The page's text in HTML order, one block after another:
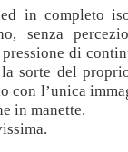
in completo
senza
di
sorte del
con l’unica
in manette.